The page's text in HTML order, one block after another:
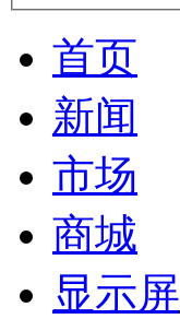
首页
新闻
市场
商城
显示屏